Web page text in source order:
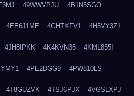
49WWVPJU 4B1N5SGO
4EE6J1ME 4GHTKFV1 4H5VY3Z1
4JH8IPKK 4K4KVN36 4KML855I
4PE2DGG9 4PW810LS
4T8GUZVK 4TSJ6PJX 4VGSLXPJ